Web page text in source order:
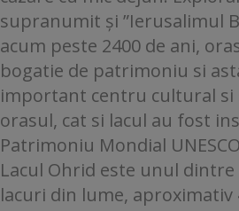
supranumit și ”Ierusalimul
acum peste 2400 de ani,
bogatie de patrimoniu si
important centru cultural
orasul, cat si lacul au fost
Patrimoniu Mondial
Lacul Ohrid este unul dintre
lacuri din lume, aproximativ